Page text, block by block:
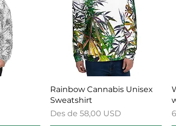
Visualització ràpida
Rainbow Cannabis Unisex
Sweatshirt
Des de 58,00 USD
Preu d'oferta